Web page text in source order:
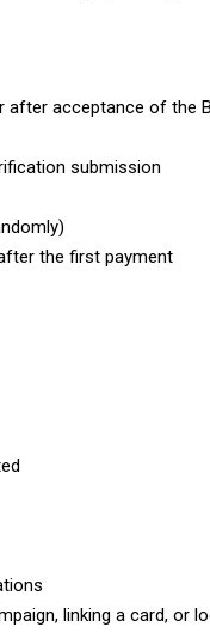
after acceptance of the
submission
the first payment
linking a card, or